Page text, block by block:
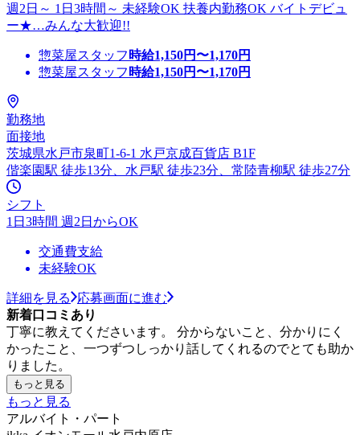
週2日～ 1日3時間～ 未経験OK 扶養内勤務OK バイトデビュ
ー★…みんな大歓迎!!
惣菜屋スタッフ 時給1,150円〜1,170円
惣菜屋スタッフ 時給1,150円〜1,170円
勤務地
面接地
茨城県水戸市泉町1-6-1 水戸京成百貨店 B1F
偕楽園駅 徒歩13分、水戸駅 徒歩23分、常陸青柳駅 徒歩27分
シフト
1日3時間 週2日からOK
交通費支給
未経験OK
詳細を見る
応募画面に進む
新着口コミあり
丁寧に教えてくださいます。 分からないこと、分かりにく
かったこと、一つずつしっかり話してくれるのでとても助か
りました。
もっと見る
もっと見る
アルバイト・パート